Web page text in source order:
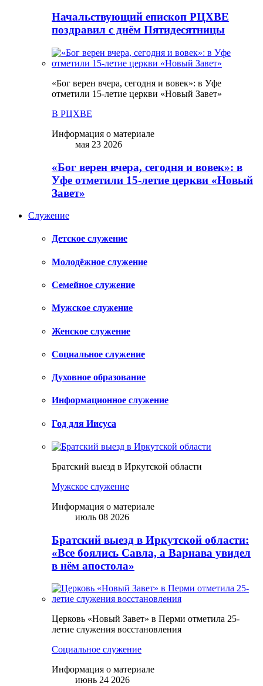
Начальствующий епископ РЦХВЕ
поздравил с днём Пятидесятницы
«Бог верен вчера, сегодня и вовек»: в Уфе
отметили 15-летие церкви «Новый Завет»
В РЦХВЕ
Информация о материале
мая 23 2026
«Бог верен вчера, сегодня и вовек»: в
Уфе отметили 15-летие церкви «Новый
Завет»
Служение
Детское служение
Молодёжное служение
Семейное служение
Мужское служение
Женское служение
Социальное служение
Духовное образование
Информационное служение
Год для Иисуса
Братский выезд в Иркутской области
Мужское служение
Информация о материале
июль 08 2026
Братский выезд в Иркутской области:
«Все боялись Савла, а Варнава увидел
в нём апостола»
Церковь «Новый Завет» в Перми отметила 25-
летие служения восстановления
Социальное служение
Информация о материале
июнь 24 2026